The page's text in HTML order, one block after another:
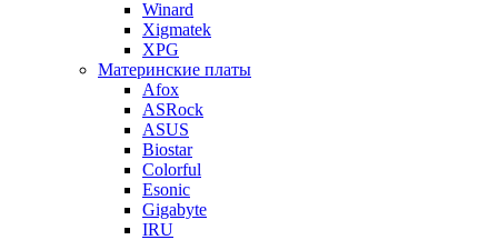
Winard
Xigmatek
XPG
Материнские платы
Afox
ASRock
ASUS
Biostar
Colorful
Esonic
Gigabyte
IRU